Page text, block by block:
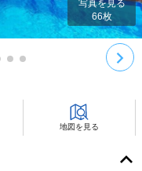
写真を見る
66枚
地図を見る